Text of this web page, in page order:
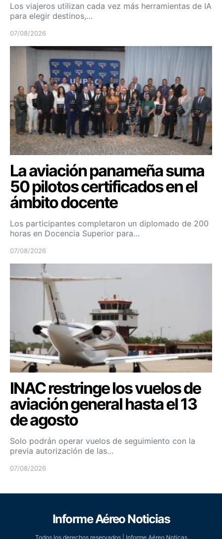
Los viajeros utilizan cada vez más herramientas de IA
para elegir destinos,…
07/08/2026
La aviación panameña suma
50 pilotos certificados en el
ámbito docente
Los participantes completaron un diplomado de 200
horas en Docencia Superior para…
07/08/2026
INAC restringe los vuelos de
aviación general hasta el 13
de agosto
Solo podrán operar vuelos de seguimiento con la
previa autorización de las…
07/08/2026
Informe Aéreo Noticias
Todos los derechos reservados | Informe Aéreo Noticas